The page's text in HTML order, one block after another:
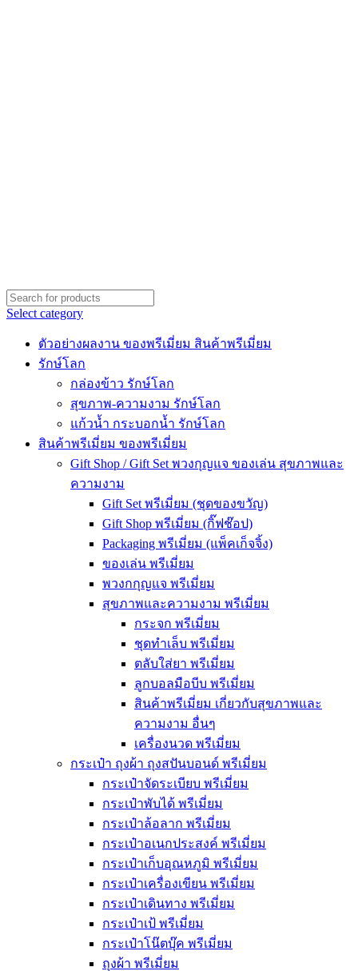
Select category
ตัวอย่างผลงาน ของพรีเมี่ยม สินค้าพรีเมี่ยม
รักษ์โลก
กล่องข้าว รักษ์โลก
สุขภาพ-ความงาม รักษ์โลก
แก้วน้ำ กระบอกน้ำ รักษ์โลก
สินค้าพรีเมี่ยม ของพรีเมี่ยม
Gift Shop / Gift Set พวงกุญแจ ของเล่น สุขภาพและ
ความงาม
Gift Set พรีเมี่ยม (ชุดของขวัญ)
Gift Shop พรีเมี่ยม (กิ๊ฟช๊อป)
Packaging พรีเมี่ยม (แพ็คเก็จจิ้ง)
ของเล่น พรีเมี่ยม
พวงกกุญแจ พรีเมี่ยม
สุขภาพและความงาม พรีเมี่ยม
กระจก พรีเมี่ยม
ชุดทำเล็บ พรีเมี่ยม
ตลับใส่ยา พรีเมี่ยม
ลูกบอลมือบีบ พรีเมี่ยม
สินค้าพรีเมี่ยม เกี่ยวกับสุขภาพและ
ความงาม อื่นๆ
เครื่องนวด พรีเมี่ยม
กระเป๋า ถุงผ้า ถุงสปันบอนด์ พรีเมี่ยม
กระเป๋าจัดระเบียบ พรีเมี่ยม
กระเป๋าพับได้ พรีเมี่ยม
กระเป๋าล้อลาก พรีเมี่ยม
กระเป๋าอเนกประสงค์ พรีเมี่ยม
กระเป๋าเก็บอุณหภูมิ พรีเมี่ยม
กระเป๋าเครื่องเขียน พรีเมี่ยม
กระเป๋าเดินทาง พรีเมี่ยม
กระเป๋าเป้ พรีเมี่ยม
กระเป๋าโน๊ตบุ๊ค พรีเมี่ยม
ถุงผ้า พรีเมี่ยม